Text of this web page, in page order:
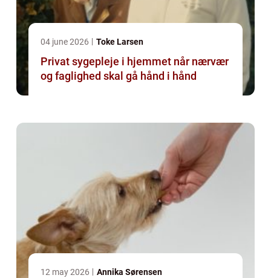
04 june 2026 Toke Larsen
Privat sygepleje i hjemmet når nærvær
og faglighed skal gå hånd i hånd
12 may 2026 Annika Sørensen